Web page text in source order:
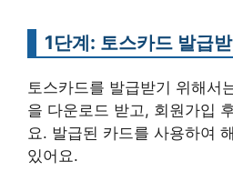
1단계: 토스카드 발급
토스카드를 발급받기 위해서
을 다운로드 받고, 회원가입
요. 발급된 카드를 사용하여
있어요.